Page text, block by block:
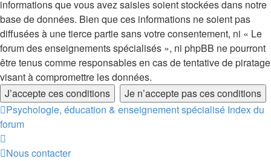
informations que vous avez saisies soient stockées dans notre
base de données. Bien que ces informations ne soient pas
diffusées à une tierce partie sans votre consentement, ni « Le
forum des enseignements spécialisés », ni phpBB ne pourront
être tenus comme responsables en cas de tentative de piratage
visant à compromettre les données.
Psychologie, éducation & enseignement spécialisé Index du
forum
Nous contacter